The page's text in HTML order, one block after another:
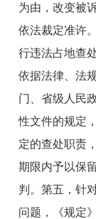
为由，改变被
依法裁定准许
行违法占地查
依据法律、法
门、省级人民
性文件的规定
定的查处职责
期限内予以保
判。第五，针
问题，《规定